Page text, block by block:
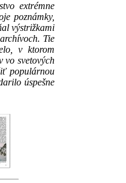
extrémne
poznámky,
výstrižkami
Tie
v ktorom
vo svetových
populárnou
úspešne